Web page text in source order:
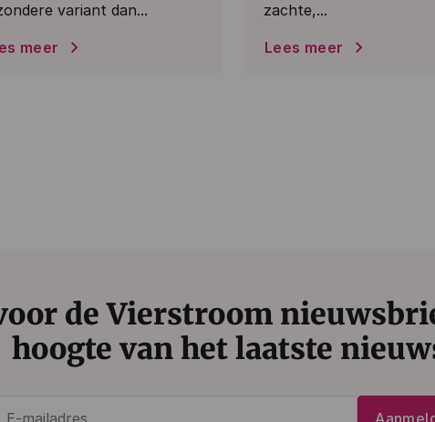
variant dan...
meer
zachte,...
Lees meer
de Vierstroom
hoogte van het laatste